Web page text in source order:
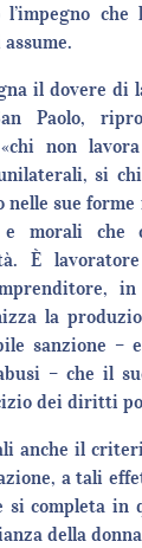
l’impegno
il dovere di
Paolo,
non
si
nelle sue
morali che
È
la
sanzione –
– che il
dei diritti
anche il
a tali
si completa in
della